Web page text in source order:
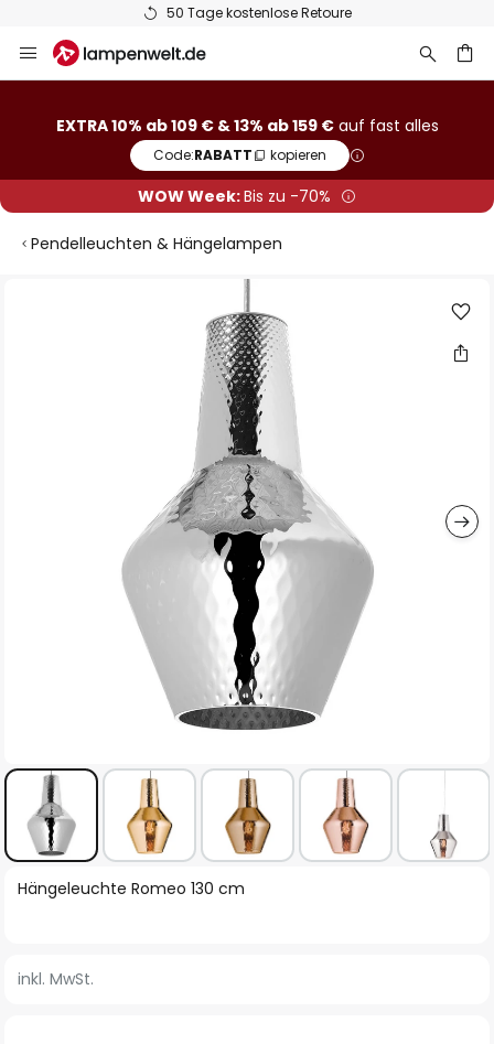
50 Tage kostenlose Retoure
Inhalt
EXTRA 10% ab 109 € & 13% ab 159 €auf fast alles
Code:RABATT kopieren
WOW Week:Bis zu -70%
Pendelleuchten & Hängelampen
Zum
Anfang
springen
Hängeleuchte Romeo 130 cm
inkl. MwSt.